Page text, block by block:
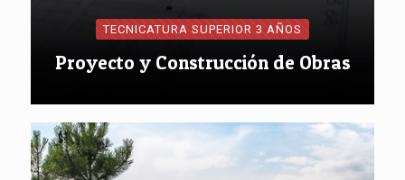
TECNICATURA SUPERIOR 3 AÑOS
Proyecto y Construcción de Obras